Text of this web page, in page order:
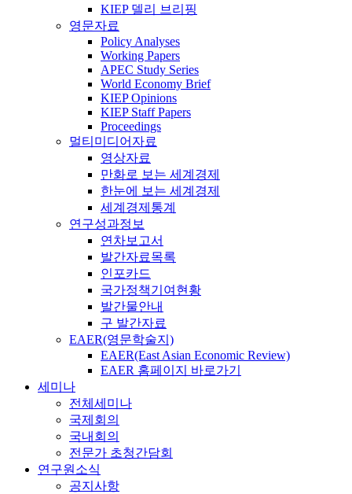
KIEP 델리 브리핑
영문자료
Policy Analyses
Working Papers
APEC Study Series
World Economy Brief
KIEP Opinions
KIEP Staff Papers
Proceedings
멀티미디어자료
영상자료
만화로 보는 세계경제
한눈에 보는 세계경제
세계경제통계
연구성과정보
연차보고서
발간자료목록
인포카드
국가정책기여현황
발간물안내
구 발간자료
EAER(영문학술지)
EAER(East Asian Economic Review)
EAER 홈페이지 바로가기
세미나
전체세미나
국제회의
국내회의
전문가 초청간담회
연구원소식
공지사항